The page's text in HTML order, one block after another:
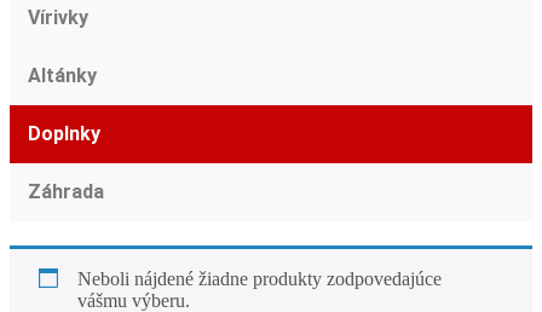
NÁS
KONTAKT
Vírivky
Altánky
Doplnky
Záhrada
Neboli nájdené žiadne produkty zodpovedajúce
vášmu výberu.